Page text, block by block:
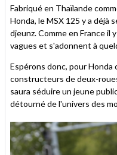
Fabriqué en Thaïlande
Honda, le MSX 125 y a déjà
djeunz. Comme en France il
vagues et s'adonnent à
Espérons donc, pour Honda
constructeurs de deux-
saura séduire un jeune
détourné de l'univers des